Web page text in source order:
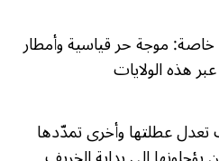
موجة حر قياسية وأمطار
هذه الولايات
تعدل عطلتها وأخرى تمدّدها